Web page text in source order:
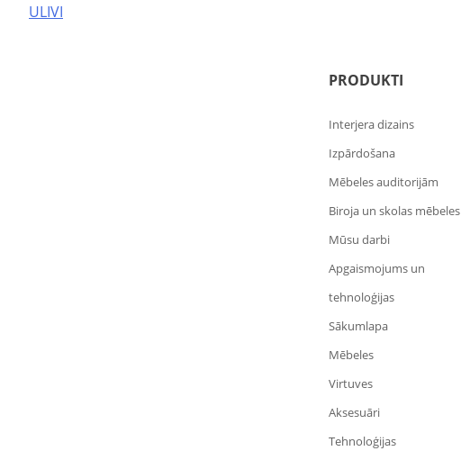
Post
ULIVI
PRODUKTI
Interjera dizains
Izpārdošana
Mēbeles auditorijām
Biroja un skolas mēbeles
Mūsu darbi
Apgaismojums un
tehnoloģijas
Sākumlapa
Mēbeles
Virtuves
Aksesuāri
Tehnoloģijas